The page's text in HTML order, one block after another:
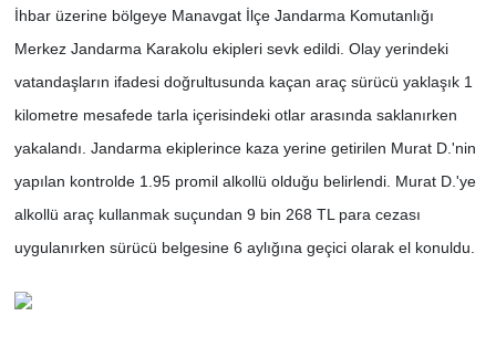
İhbar üzerine bölgeye Manavgat İlçe Jandarma Komutanlığı
Merkez Jandarma Karakolu ekipleri sevk edildi. Olay yerindeki
vatandaşların ifadesi doğrultusunda kaçan araç sürücü yaklaşık 1
kilometre mesafede tarla içerisindeki otlar arasında saklanırken
yakalandı. Jandarma ekiplerince kaza yerine getirilen Murat D.'nin
yapılan kontrolde 1.95 promil alkollü olduğu belirlendi. Murat D.'ye
alkollü araç kullanmak suçundan 9 bin 268 TL para cezası
uygulanırken sürücü belgesine 6 aylığına geçici olarak el konuldu.